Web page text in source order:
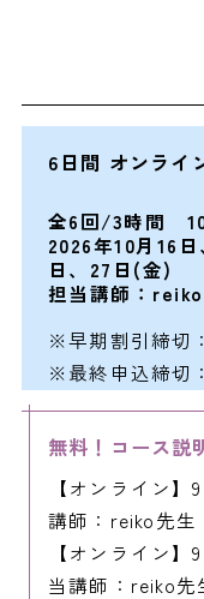
6日間 オンライ
全6回/3時間
2026年10月16
日、27日(金)
担当講師：
※早期割引締切
※最終申込締切
無料！コース説
【オンライン】
講師：reiko先生
【オンライン】
当講師：reiko先